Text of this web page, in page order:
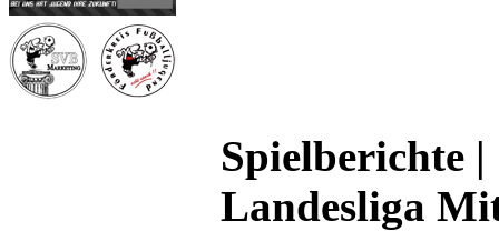
Spielberichte |
Landesliga